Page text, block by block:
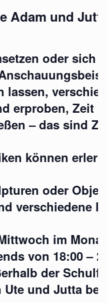
Adam und
oder sich
lassen,
erproben, Zeit
– das sind
können
oder
verschiedene
im
von 18:00 –
der
Ute und Jutta